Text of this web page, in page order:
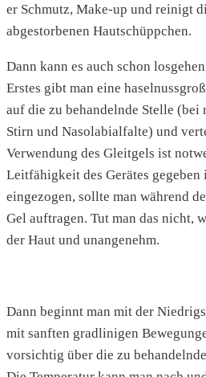
er Schmutz, Make-up und reinigt
abgestorbenen Hautschüppchen.
Dann kann es auch schon
Erstes gibt man eine
auf die zu behandelnde Stelle (bei
Stirn und Nasolabialfalte) und
Verwendung des Gleitgels ist
Leitfähigkeit des Gerätes gegeben
eingezogen, sollte man während
Gel auftragen. Tut man das nicht,
der Haut und unangenehm.
Dann beginnt man mit der
mit sanften gradlinigen
vorsichtig über die zu